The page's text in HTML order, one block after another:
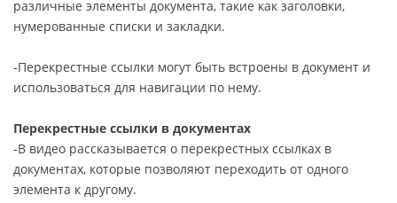
различные элементы документа, такие как заголовки,
нумерованные списки и закладки.
-Перекрестные ссылки могут быть встроены в документ и
использоваться для навигации по нему.
Перекрестные ссылки в документах
-В видео рассказывается о перекрестных ссылках в
документах, которые позволяют переходить от одного
элемента к другому.